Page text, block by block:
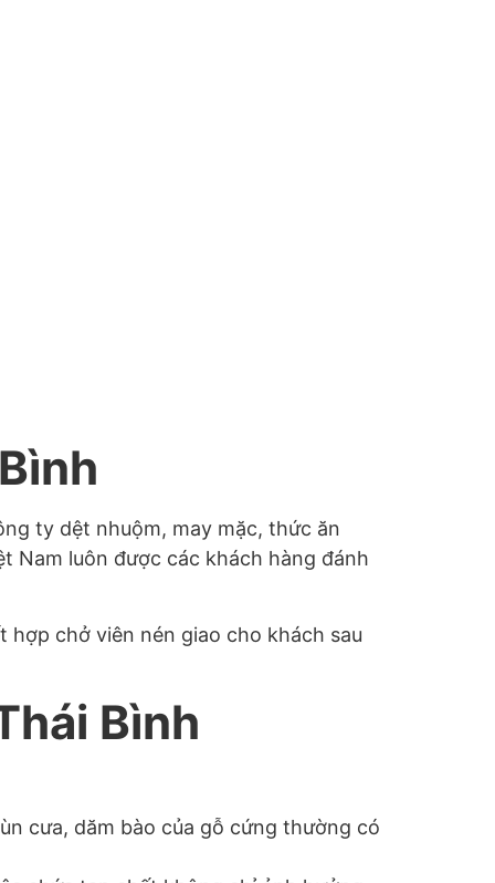
ty dệt nhuộm, may mặc, thức ăn
Nam luôn được các khách hàng đánh
hợp chở viên nén giao cho khách sau
Bình
cưa, dăm bào của gỗ cứng thường có